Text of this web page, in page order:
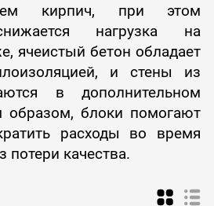
чем кирпич, при этом
нагрузка на
ячеистый бетон обладает
и стены из
в дополнительном
образом, блоки помогают
расходы во время
потери качества.